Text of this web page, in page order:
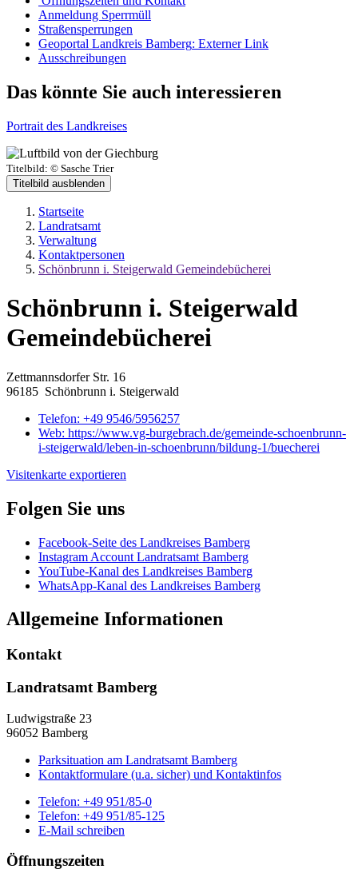
Anmeldung Sperrmüll
Straßensperrungen
Geoportal Landkreis Bamberg: Externer Link
Ausschreibungen
Das könnte Sie auch interessieren
Portrait des Landkreises
Titelbild: © Sasche Trier
Titelbild ausblenden
Startseite
Landratsamt
Verwaltung
Kontaktpersonen
Schönbrunn i. Steigerwald Gemeindebücherei
Schönbrunn i. Steigerwald
Gemeindebücherei
Zettmannsdorfer Str. 16
96185 Schönbrunn i. Steigerwald
Telefon: +49 9546/5956257
Web: https://www.vg-burgebrach.de/gemeinde-schoenbrunn-
i-steigerwald/leben-in-schoenbrunn/bildung-1/buecherei
Visitenkarte exportieren
Folgen Sie uns
Facebook-Seite des Landkreises Bamberg
Instagram Account Landratsamt Bamberg
YouTube-Kanal des Landkreises Bamberg
WhatsApp-Kanal des Landkreises Bamberg
Allgemeine Informationen
Kontakt
Landratsamt Bamberg
Ludwigstraße 23
96052 Bamberg
Parksituation am Landratsamt Bamberg
Kontaktformulare (u.a. sicher) und Kontaktinfos
Telefon: +49 951/85-0
Telefon: +49 951/85-125
E-Mail schreiben
Öffnungszeiten